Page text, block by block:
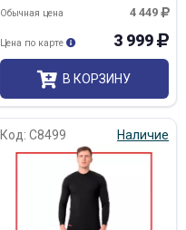
4 449
Обычная цена
3 999
Цена по карте
В КОРЗИНУ
Код: C8499 Наличие